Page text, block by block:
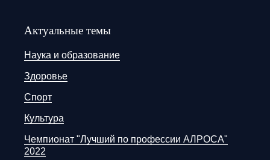
Актуальные темы
Наука и образование
Здоровье
Спорт
Культура
Чемпионат "Лучший по профессии АЛРОСА"
2022